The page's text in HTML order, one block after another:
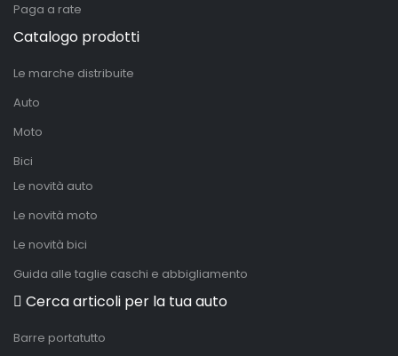
Paga a rate
Catalogo prodotti
Le marche distribuite
Auto
Moto
Bici
Le novità auto
Le novità moto
Le novità bici
Guida alle taglie caschi e abbigliamento
Cerca articoli per la tua auto
Barre portatutto